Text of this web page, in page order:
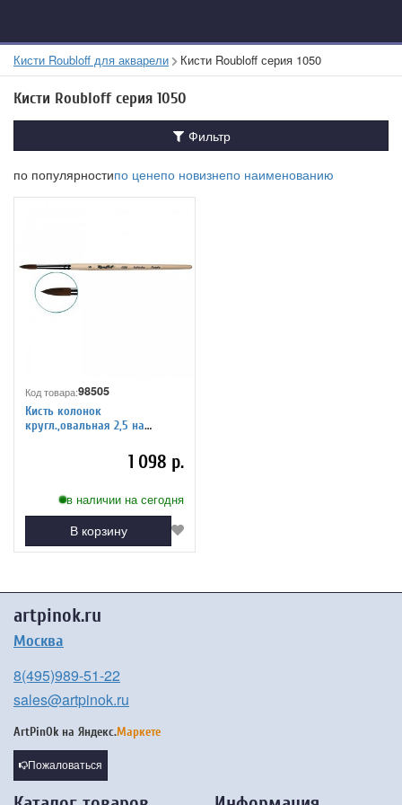
Кисти Roubloff для акварели Кисти Roubloff серия 1050
Кисти Roubloff серия 1050
Фильтр
по популярностипо ценепо новизнепо наименованию
Код товара:98505
Кисть колонок
кругл.,овальная 2,5 на
1 098 р.
в наличии на сегодня
В корзину
artpinok.ru
Москва
8(495)989-51-22
sales@artpinok.ru
ArtPinOk на Яндекс.Маркете
Пожаловаться